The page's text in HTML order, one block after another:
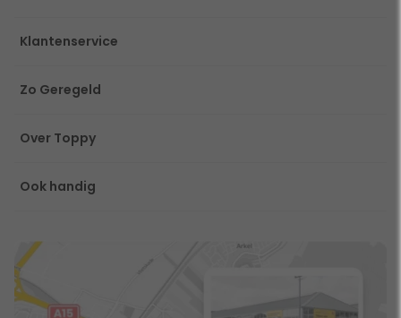
Klantenservice
Zo Geregeld
Over Toppy
Ook handig